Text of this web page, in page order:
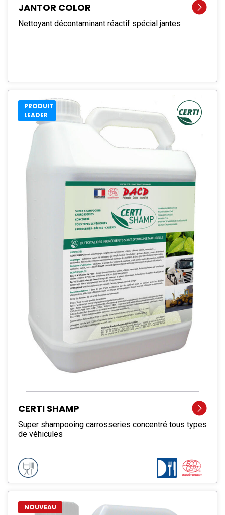
JANTOR COLOR
Nettoyant décontaminant réactif spécial jantes
PRODUIT
LEADER
CERTI SHAMP
Super shampooing carrosseries concentré tous types
de véhicules
NOUVEAU